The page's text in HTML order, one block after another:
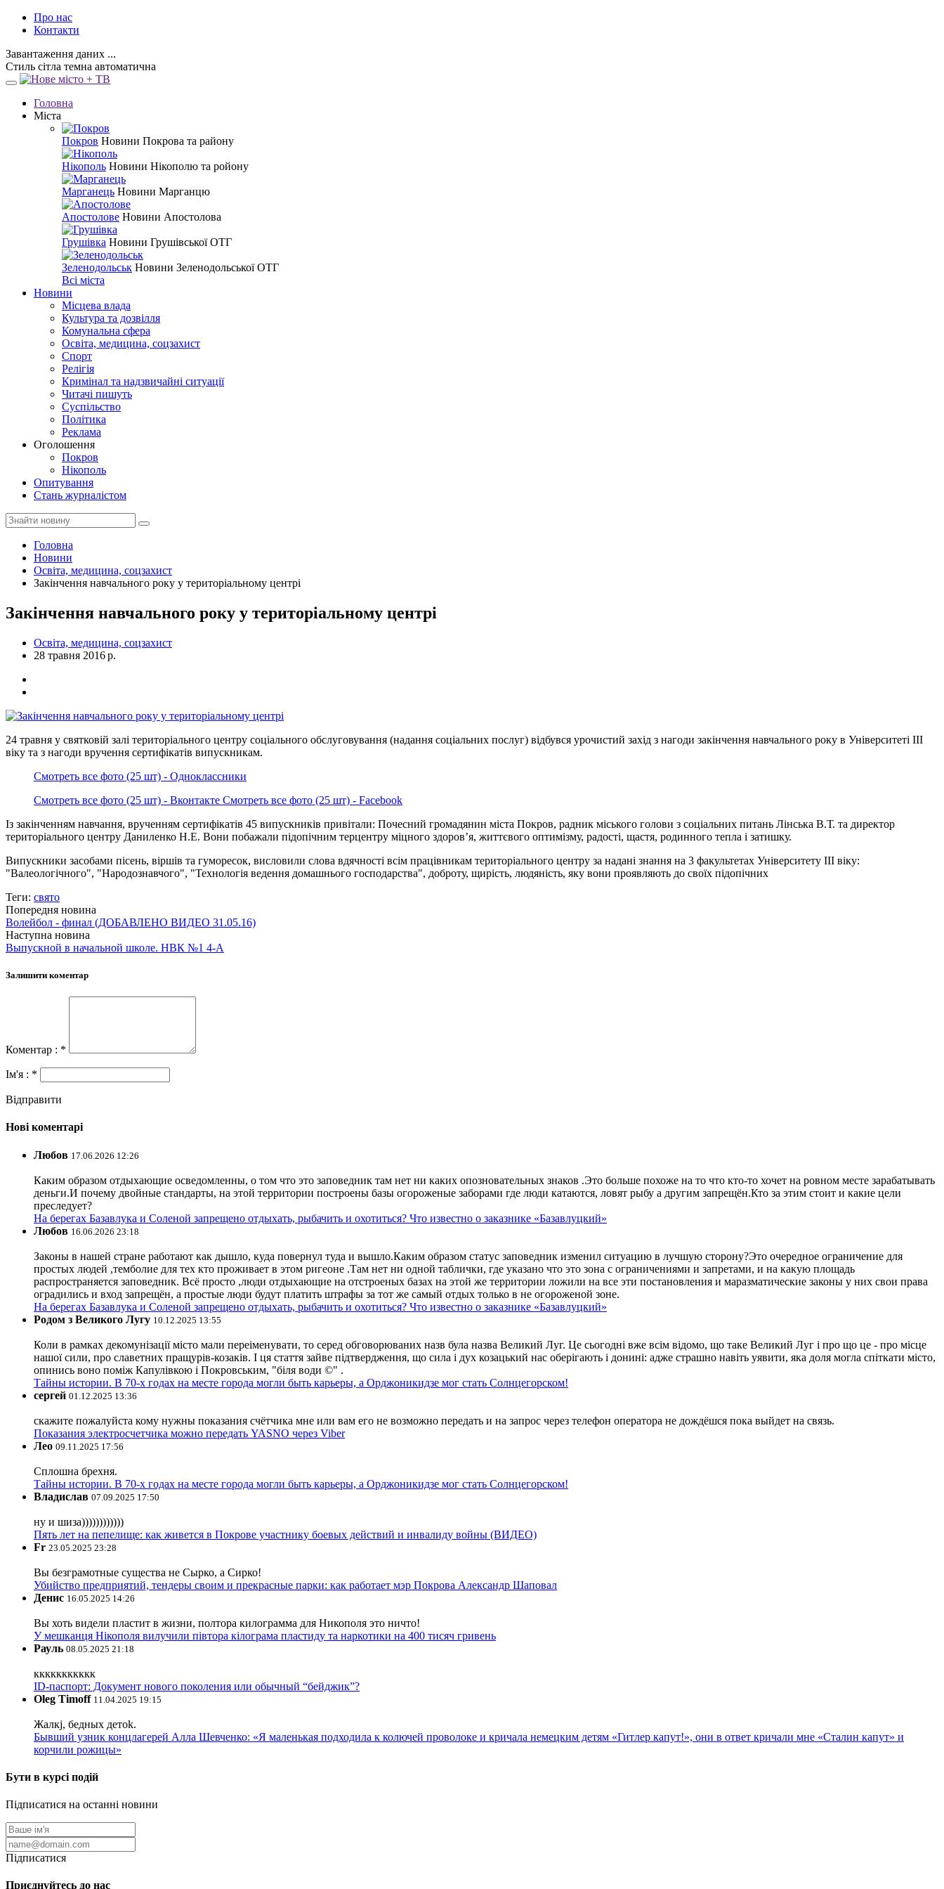
Про нас
Контакти
Завантаження даних ...
Стиль сітла темна автоматична
Головна
Міста
Покров Новини Покрова та району
Нікополь Новини Нікополю та ройону
Марганець Новини Марганцю
Апостолове Новини Апостолова
Грушівка Новини Грушівської ОТГ
Зеленодольськ Новини Зеленодольської ОТГ
Всі міста
Новини
Місцева влада
Культура та дозвілля
Комунальна сфера
Освіта, медицина, соцзахист
Спорт
Релігія
Кримінал та надзвичайні ситуації
Читачі пишуть
Суспільство
Політика
Реклама
Оголошення
Покров
Нікополь
Опитування
Стань журналістом
Головна
Новини
Освіта, медицина, соцзахист
Закінчення навчального року у територіальному центрі
Закінчення навчального року у територіальному центрі
Освіта, медицина, соцзахист
28 травня 2016 р.
24 травня у святковій залі територіального центру соціального обслуговування (надання соціальних послуг) відбувся урочистий захід з нагоди закінчення навчального року в Університеті ІІІ
віку та з нагоди вручення сертифікатів випускникам.
Смотреть все фото (25 шт) - Одноклассники
Смотреть все фото (25 шт) - Вконтакте Смотреть все фото (25 шт) - Facebook
Із закінченням навчання, врученням сертифікатів 45 випускників привітали: Почесний громадянин міста Покров, радник міського голови з соціальних питань Лінська В.Т. та директор
територіального центру Даниленко Н.Е. Вони побажали підопічним терцентру міцного здоров’я, життєвого оптимізму, радості, щастя, родинного тепла і затишку.
Випускники засобами пісень, віршів та гуморесок, висловили слова вдячності всім працівникам територіального центру за надані знання на 3 факультетах Університету ІІІ віку:
"Валеологічного", "Народознавчого", "Технологія ведення домашнього господарства", доброту, щирість, людяність, яку вони проявляють до своїх підопічних
Теги: свято
Попередня новина
Волейбол - финал (ДОБАВЛЕНО ВИДЕО 31.05.16)
Наступна новина
Выпускной в начальной школе. НВК №1 4-А
Залишити коментар
Коментар : *
Ім'я : *
Відправити
Нові коментарі
Любов 17.06.2026 12:26
Каким образом отдыхающие осведомленны, о том что это заповедник там нет ни каких опозновательных знаков .Это больше похоже на то что кто-то хочет на ровном месте зарабатывать
деньги.И почему двойные стандарты, на этой территории построены базы огороженые заборами где люди катаются, ловят рыбу а другим запрещён.Кто за этим стоит и какие цели
преследует?
На берегах Базавлука и Соленой запрещено отдыхать, рыбачить и охотиться? Что известно о заказнике «Базавлуцкий»
Любов 16.06.2026 23:18
Законы в нашей стране работают как дышло, куда повернул туда и вышло.Каким образом статус заповедник изменил ситуацию в лучшую сторону?Это очередное ограничение для
простых людей ,темболие для тех кто проживает в этом ригеоне .Там нет ни одной таблички, где указано что это зона с ограничениями и запретами, и на какую площадь
распространяется заповедник. Всё просто ,люди отдыхающие на отстроеных базах на этой же территории ложили на все эти постановления и маразматические законы у них свои права
оградились и вход запрещён, а простые люди будут платить штрафы за тот же самый отдых только в не огороженой зоне.
На берегах Базавлука и Соленой запрещено отдыхать, рыбачить и охотиться? Что известно о заказнике «Базавлуцкий»
Родом з Великого Лугу 10.12.2025 13:55
Коли в рамках декомунізації місто мали переіменувати, то серед обговорюваних назв була назва Великий Луг. Це сьогодні вже всім відомо, що таке Великий Луг і про що це - про місце
нашої сили, про славетних пращурів-козаків. І ця стаття зайве підтвердження, що сила і дух козацький нас оберігають і донині: адже страшно навіть уявити, яка доля могла спіткати місто,
опинись воно поміж Капулівкою і Покровським, "біля води ©" .
Тайны истории. В 70-х годах на месте города могли быть карьеры, а Орджоникидзе мог стать Солнцегорском!
сергей 01.12.2025 13:36
скажите пожалуйста кому нужны показания счётчика мне или вам его не возможно передать и на запрос через телефон оператора не дождёшся пока выйдет на связь.
Показания электросчетчика можно передать YASNO через Viber
Лео 09.11.2025 17:56
Сплошна брехня.
Тайны истории. В 70-х годах на месте города могли быть карьеры, а Орджоникидзе мог стать Солнцегорском!
Владислав 07.09.2025 17:50
ну и шиза))))))))))))
Пять лет на пепелище: как живется в Покрове участнику боевых действий и инвалиду войны (ВИДЕО)
Fr 23.05.2025 23:28
Вы безграмотные существа не Сырко, а Сирко!
Убийство предприятий, тендеры своим и прекрасные парки: как работает мэр Покрова Александр Шаповал
Денис 16.05.2025 14:26
Вы хоть видели пластит в жизни, полтора килограмма для Никополя это ничто!
У мешканця Нікополя вилучили півтора кілограма пластиду та наркотики на 400 тисяч гривень
Рауль 08.05.2025 21:18
ккккккккккк
ID-паспорт: Документ нового поколения или обычный “бейджик”?
Oleg Timoff 11.04.2025 19:15
Жалкj, бедных детok.
Бывший узник концлагерей Алла Шевченко: «Я маленькая подходила к колючей проволоке и кричала немецким детям «Гитлер капут!», они в ответ кричали мне «Сталин капут» и
корчили рожицы»
Бути в курсі подій
Підписатися на останні новини
Підписатися
Приєднуйтесь до нас